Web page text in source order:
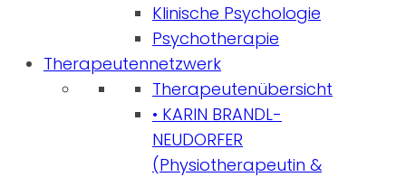
Klinische Psychologie
Psychotherapie
Therapeutennetzwerk
Therapeutenübersicht
• KARIN BRANDL-
NEUDORFER
(Physiotherapeutin &